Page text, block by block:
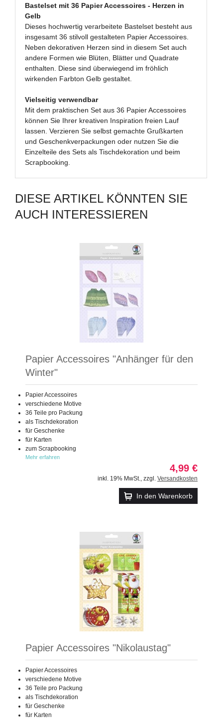
Bastelset mit 36 Papier Accessoires - Herzen in
Gelb
Dieses hochwertig verarbeitete Bastelset besteht aus
insgesamt 36 stilvoll gestalteten Papier Accessoires.
Neben dekorativen Herzen sind in diesem Set auch
andere Formen wie Blüten, Blätter und Quadrate
enthalten. Diese sind überwiegend im fröhlich
wirkenden Farbton Gelb gestaltet.
Vielseitig verwendbar
Mit dem praktischen Set aus 36 Papier Accessoires
können Sie Ihrer kreativen Inspiration freien Lauf
lassen. Verzieren Sie selbst gemachte Grußkarten
und Geschenkverpackungen oder nutzen Sie die
Einzelteile des Sets als Tischdekoration und beim
Scrapbooking.
DIESE ARTIKEL KÖNNTEN SIE
AUCH INTERESSIEREN
Papier Accessoires "Anhänger für den
Winter"
Papier Accessoires
verschiedene Motive
36 Teile pro Packung
als Tischdekoration
für Geschenke
für Karten
zum Scrapbooking
Mehr erfahren
4,99 €
inkl. 19% MwSt. zzgl. Versandkosten
In den Warenkorb
Papier Accessoires "Nikolaustag"
Papier Accessoires
verschiedene Motive
36 Teile pro Packung
als Tischdekoration
für Geschenke
für Karten